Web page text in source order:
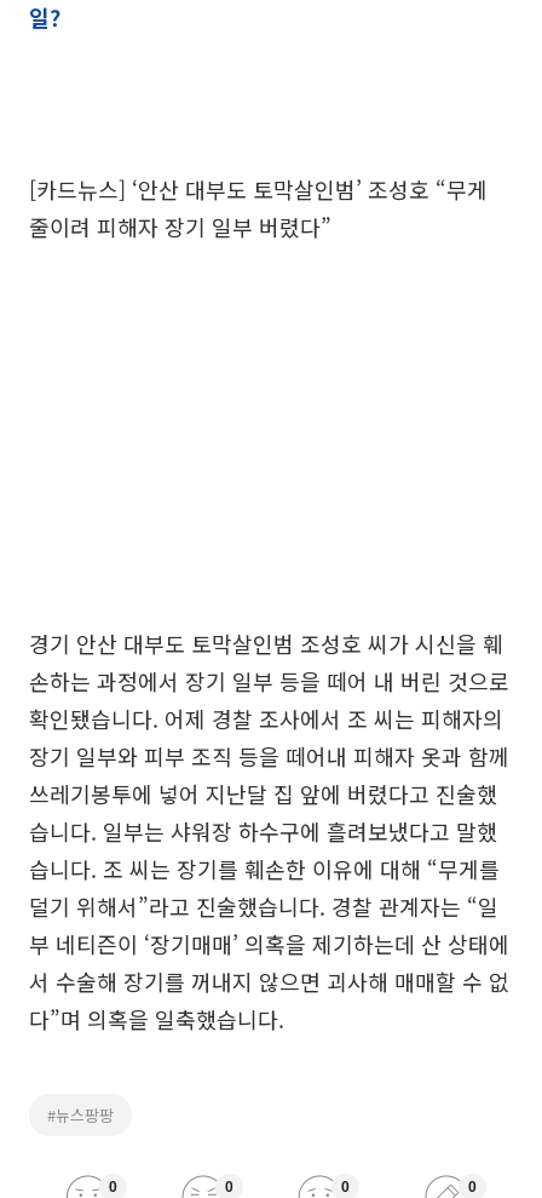
일?
[카드뉴스] ‘안산 대부도 토막살인범’ 조성호 “무게
줄이려 피해자 장기 일부 버렸다”
경기 안산 대부도 토막살인범 조성호 씨가 시신을 훼
손하는 과정에서 장기 일부 등을 떼어 내 버린 것으로
확인됐습니다. 어제 경찰 조사에서 조 씨는 피해자의
장기 일부와 피부 조직 등을 떼어내 피해자 옷과 함께
쓰레기봉투에 넣어 지난달 집 앞에 버렸다고 진술했
습니다. 일부는 샤워장 하수구에 흘려보냈다고 말했
습니다. 조 씨는 장기를 훼손한 이유에 대해 “무게를
덜기 위해서”라고 진술했습니다. 경찰 관계자는 “일
부 네티즌이 ‘장기매매’ 의혹을 제기하는데 산 상태에
서 수술해 장기를 꺼내지 않으면 괴사해 매매할 수 없
다”며 의혹을 일축했습니다.
#뉴스팡팡
0 0 0 0